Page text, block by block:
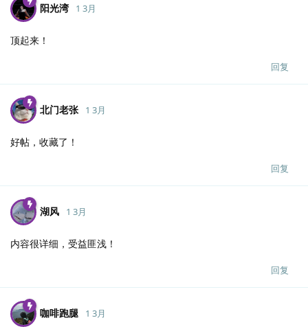
阳光湾 1 3月
顶起来！
回复
北门老张 1 3月
好帖，收藏了！
回复
湖风 1 3月
内容很详细，受益匪浅！
回复
咖啡跑腿 1 3月